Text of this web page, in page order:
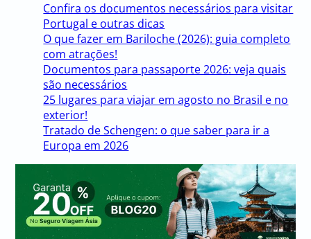
Confira os documentos necessários para visitar
Portugal e outras dicas
O que fazer em Bariloche (2026): guia completo
com atrações!
Documentos para passaporte 2026: veja quais
são necessários
25 lugares para viajar em agosto no Brasil e no
exterior!
Tratado de Schengen: o que saber para ir a
Europa em 2026